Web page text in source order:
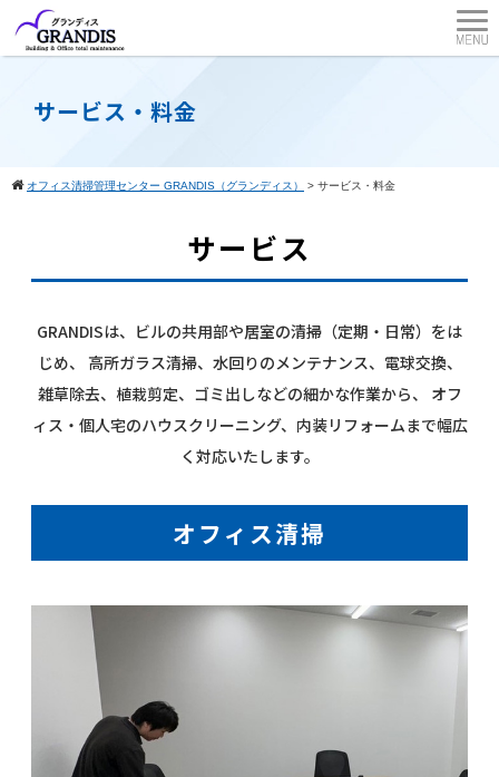
サービス・料金
オフィス清掃管理センター GRANDIS（グランディス） > サービス・料金
サービス
GRANDISは、ビルの共用部や居室の清掃（定期・日常）をは
じめ、
高所ガラス清掃、水回りのメンテナンス、電球交換、
雑草除去、植栽剪定、ゴミ出しなどの細かな作業から、
オフ
ィス・個人宅のハウスクリーニング、内装リフォームまで幅広
く対応いたします。
オフィス清掃